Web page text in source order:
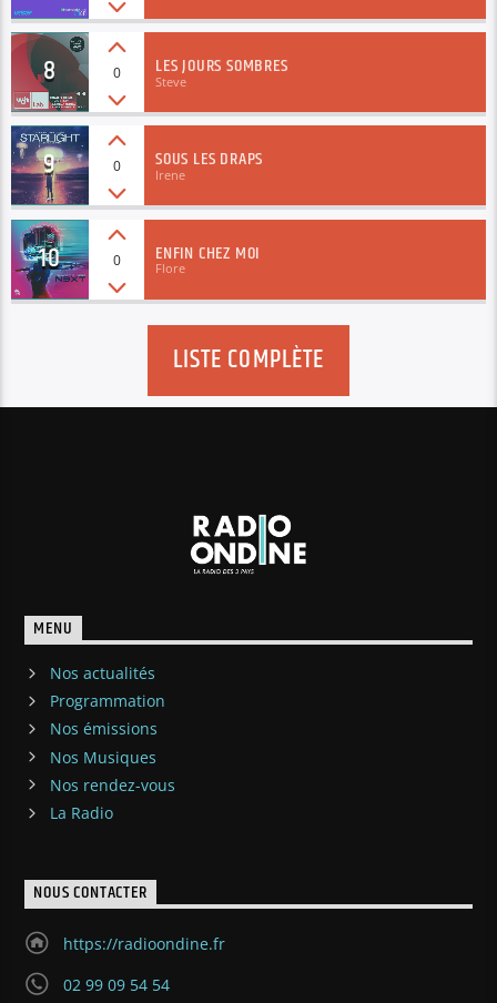
8 0 LES JOURS SOMBRES
9 0 SOUS LES DRAPS
10 0 ENFIN CHEZ MOI
LISTE COMPLÈTE
Nos actualités
Programmation
Nos émissions
Nos Musiques
Nos rendez-vous
La Radio
https://radioondine.fr
02 99 09 54 54
contact@radioondine.fr